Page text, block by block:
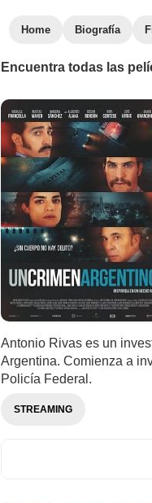
Home Biografía
Encuentra todas las
Antonio Rivas es un
Argentina. Comienza a
Policía Federal.
STREAMING